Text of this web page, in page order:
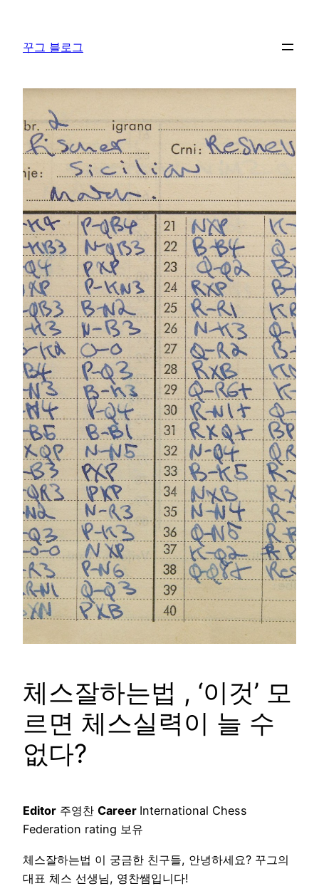
꾸그 블로그
체스잘하는법 , ‘이것’ 모
르면 체스실력이 늘 수
없다?
Editor 주영찬 Career International Chess
Federation rating 보유
체스잘하는법 이 궁금한 친구들, 안녕하세요? 꾸그의
대표 체스 선생님, 영찬쌤입니다!